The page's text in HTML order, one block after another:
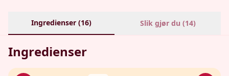
Ingredienser (16) Slik gjør du (14)
Ingredienser